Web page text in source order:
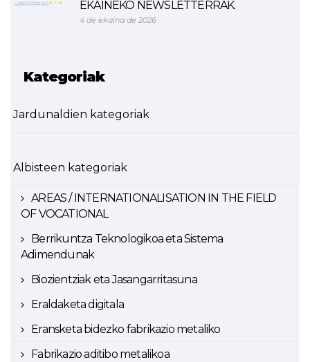
EKAINEKO NEWSLETTERRAK.
4 de ekaina de 2026
Kategoriak
Jardunaldien kategoriak
Albisteen kategoriak
AREAS / INTERNATIONALISATION IN THE FIELD
OF VOCATIONAL
Berrikuntza Teknologikoa eta Sistema
Adimendunak
Biozientziak eta Jasangarritasuna
Eraldaketa digitala
Eransketa bidezko fabrikazio metaliko
Fabrikazio aditibo metalikoa